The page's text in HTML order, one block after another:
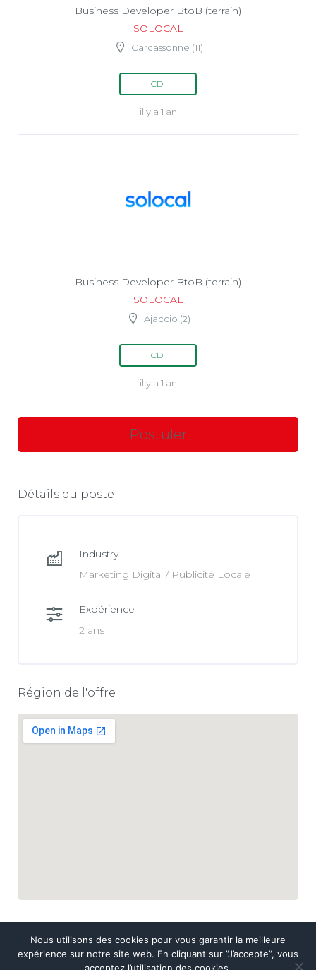
Business Developer BtoB (terrain)
SOLOCAL
Carcassonne (11)
CDI
il y a 1 an
Business Developer BtoB (terrain)
SOLOCAL
Ajaccio (2)
CDI
il y a 1 an
Détails du poste
Industry
Marketing Digital / Publicité Locale
Expérience
2 ans
Région de l'offre
Nous utilisons des cookies pour vous garantir la meilleure
expérience sur notre site web. En cliquant sur ”J’accepte”, vous